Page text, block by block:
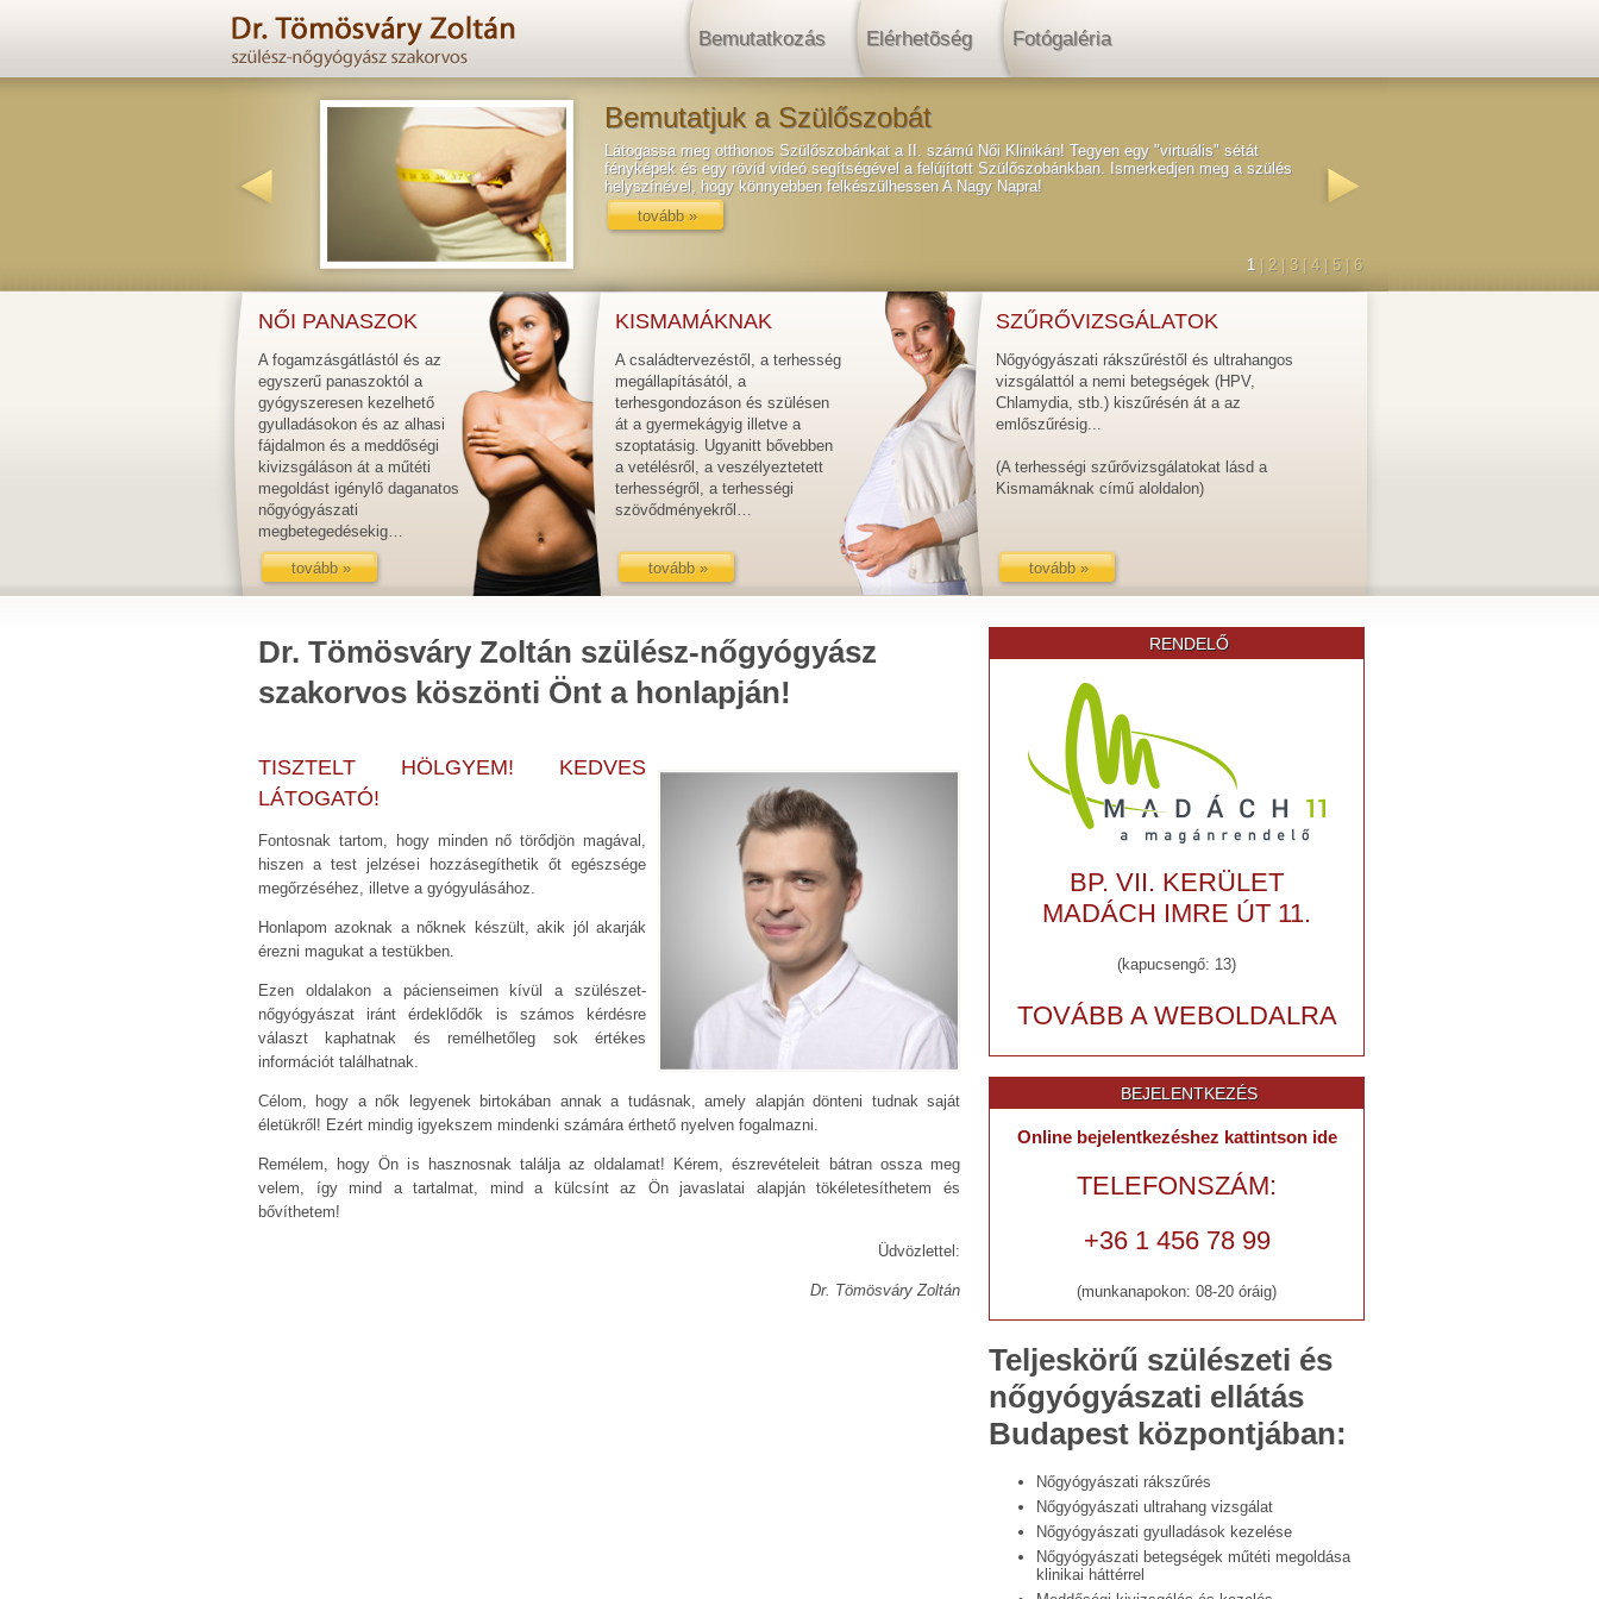
Bemutatkozás Elérhetõség Fotógaléria
Bemutatjuk a Szülőszobát
Látogassa meg otthonos Szülőszobánkat a II. számú Női Klinikán! Tegyen egy "virtuális" sétát
fényképek és egy rövid videó segítségével a felújított Szülőszobánkban. Ismerkedjen meg a szülés
helyszínével, hogy könnyebben felkészülhessen A Nagy Napra!
tovább »
1 | 2 | 3| 4| 5| 6
NŐI PANASZOK
A fogamzásgátlástól és az
egyszerű panaszoktól a
gyógyszeresen kezelhető
gyulladásokon és az alhasi
fájdalmon és a meddőségi
kivizsgáláson át a műtéti
megoldást igénylő daganatos
nőgyógyászati
megbetegedésekig…
KISMAMÁKNAK
A családtervezéstől, a terhesség
megállapításától, a
terhesgondozáson és szülésen
át a gyermekágyig illetve a
szoptatásig. Ugyanitt bővebben
a vetélésről, a veszélyeztetett
terhességről, a terhességi
szövődményekről…
SZŰRŐVIZSGÁLATOK
Nőgyógyászati rákszűréstől és ultrahangos
vizsgálattól a nemi betegségek (HPV,
Chlamydia, stb.) kiszűrésén át a az
emlőszűrésig...
(A terhességi szűrővizsgálatokat lásd a
Kismamáknak című aloldalon)
tovább » tovább » tovább »
Dr. Tömösváry Zoltán szülész-nőgyógyász
szakorvos köszönti Önt a honlapján!
TISZTELT HÖLGYEM! KEDVES
LÁTOGATÓ!
Fontosnak tartom, hogy minden nő törődjön magával,
hiszen a test jelzései hozzásegíthetik őt egészsége
megőrzéséhez, illetve a gyógyulásához.
Honlapom azoknak a nőknek készült, akik jól akarják
érezni magukat a testükben.
Ezen oldalakon a pácienseimen kívül a szülészet-
nőgyógyászat iránt érdeklődők is számos kérdésre
választ kaphatnak és remélhetőleg sok értékes
információt találhatnak.
Célom, hogy a nők legyenek birtokában annak a tudásnak, amely alapján dönteni tudnak saját
életükről! Ezért mindig igyekszem mindenki számára érthető nyelven fogalmazni.
Remélem, hogy Ön is hasznosnak találja az oldalamat! Kérem, észrevételeit bátran ossza meg
velem, így mind a tartalmat, mind a külcsínt az Ön javaslatai alapján tökéletesíthetem és
bővíthetem!
Üdvözlettel:
Dr. Tömösváry Zoltán
RENDELŐ
BP. VII. KERÜLET
MADÁCH IMRE ÚT 11.
(kapucsengő: 13)
TOVÁBB A WEBOLDALRA
BEJELENTKEZÉS
Online bejelentkezéshez kattintson ide
TELEFONSZÁM:
+36 1 456 78 99
(munkanapokon: 08-20 óráig)
Teljeskörű szülészeti és
nőgyógyászati ellátás
Budapest központjában:
Nőgyógyászati rákszűrés
Nőgyógyászati ultrahang vizsgálat
Nőgyógyászati gyulladások kezelése
Nőgyógyászati betegségek műtéti megoldása
klinikai háttérrel